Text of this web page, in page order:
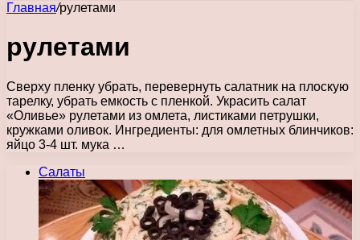
Главная/рулетами
рулетами
Сверху пленку убрать, перевернуть салатник на плоскую
тарелку, убрать емкость с пленкой. Украсить салат
«Оливье» рулетами из омлета, листиками петрушки,
кружками оливок. Ингредиенты: для омлетных блинчиков:
яйцо 3-4 шт. мука …
Салаты